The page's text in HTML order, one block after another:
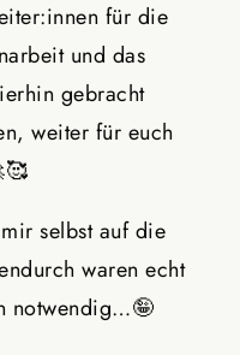
für die
und das
gebracht
weiter für euch
selbst auf die
waren echt
notwendig…🤪